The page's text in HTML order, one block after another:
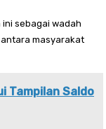
sebagai wadah
masyarakat
Tampilan Saldo